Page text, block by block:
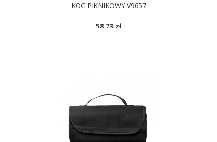
KOC PIKNIKOWY V9657
58.73 zł